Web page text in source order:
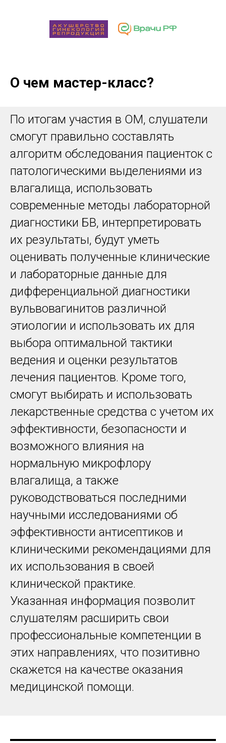
О чем мастер-класс?
По итогам участия в ОМ, слушатели
смогут правильно составлять
алгоритм обследования пациенток с
патологическими выделениями из
влагалища, использовать
современные методы лабораторной
диагностики БВ, интерпретировать
их результаты, будут уметь
оценивать полученные клинические
и лабораторные данные для
дифференциальной диагностики
вульвовагинитов различной
этиологии и использовать их для
выбора оптимальной тактики
ведения и оценки результатов
лечения пациентов. Кроме того,
смогут выбирать и использовать
лекарственные средства с учетом их
эффективности, безопасности и
возможного влияния на
нормальную микрофлору
влагалища, а также
руководствоваться последними
научными исследованиями об
эффективности антисептиков и
клиническими рекомендациями для
их использования в своей
клинической практике.
Указанная информация позволит
слушателям расширить свои
профессиональные компетенции в
этих направлениях, что позитивно
скажется на качестве оказания
медицинской помощи.